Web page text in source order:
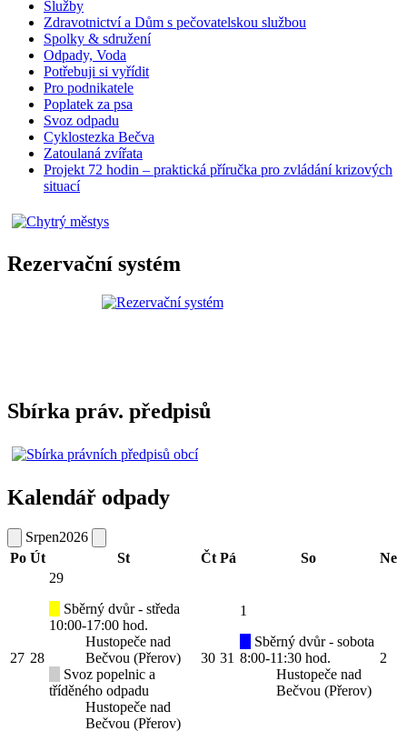
Služby
Zdravotnictví a Dům s pečovatelskou službou
Spolky & sdružení
Odpady, Voda
Potřebuji si vyřídit
Pro podnikatele
Poplatek za psa
Svoz odpadu
Cyklostezka Bečva
Zatoulaná zvířata
Projekt 72 hodin – praktická příručka pro zvládání krizových
situací
Rezervační systém
Sbírka práv. předpisů
Kalendář odpady
Srpen2026
Po Út St Čt Pá So Ne
27 28
29
Sběrný dvůr - středa
10:00-17:00 hod.
Hustopeče nad
Bečvou (Přerov)
Svoz popelnic a
tříděného odpadu
Hustopeče nad
Bečvou (Přerov)
30 31
1
Sběrný dvůr - sobota
8:00-11:30 hod.
Hustopeče nad
Bečvou (Přerov)
2